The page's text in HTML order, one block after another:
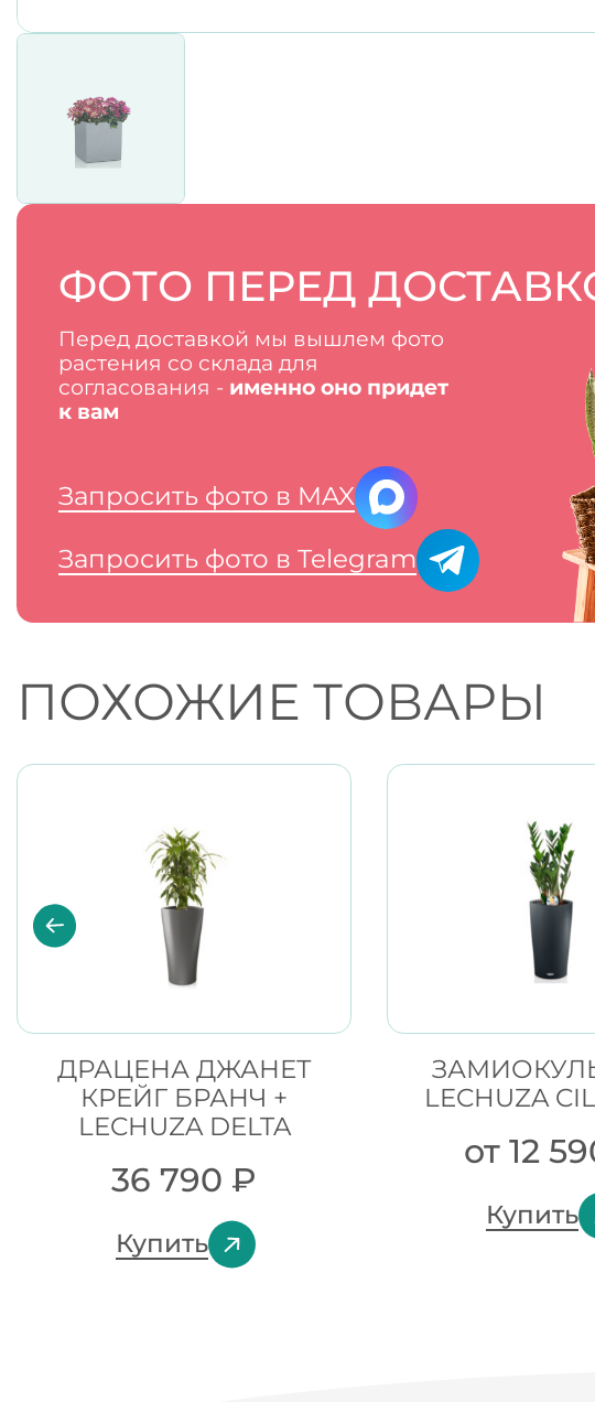
ФОТО ПЕРЕД
Перед доставкой мы вышлем фото
растения со склада для
согласования - именно оно придет
к вам
Запросить фото в MAX
Запросить фото в Telegram
ПОХОЖИЕ ТОВАРЫ
ДРАЦЕНА ДЖАНЕТ
КРЕЙГ БРАНЧ +
LECHUZA DELTA
36 790 ₽
Купить
LECHUZA
от12
Купить